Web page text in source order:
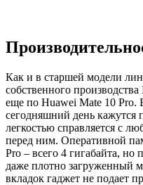
Как и в старшей модели
собственного
еще по Huawei Mate 10 Pro.
сегодняшний день кажутся
легкостью справляется с
перед ним. Оперативной
Pro – всего 4 гигабайта, но
даже плотно загруженный
вкладок гаджет не подает